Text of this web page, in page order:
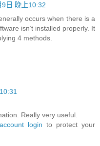
9日 晚上10:32
occurs when there is a
isn’t installed properly. It
4 methods.
Really very useful.
login to protect your